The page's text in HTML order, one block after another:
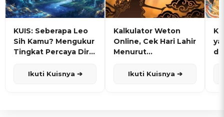
KUIS: Seberapa Leo
Sih Kamu? Mengukur
Tingkat Percaya Diri
Ikuti Kuisnya ➔
Kalkulator Weton
Online, Cek Hari Lahir
Menurut
Ikuti Kuisnya ➔